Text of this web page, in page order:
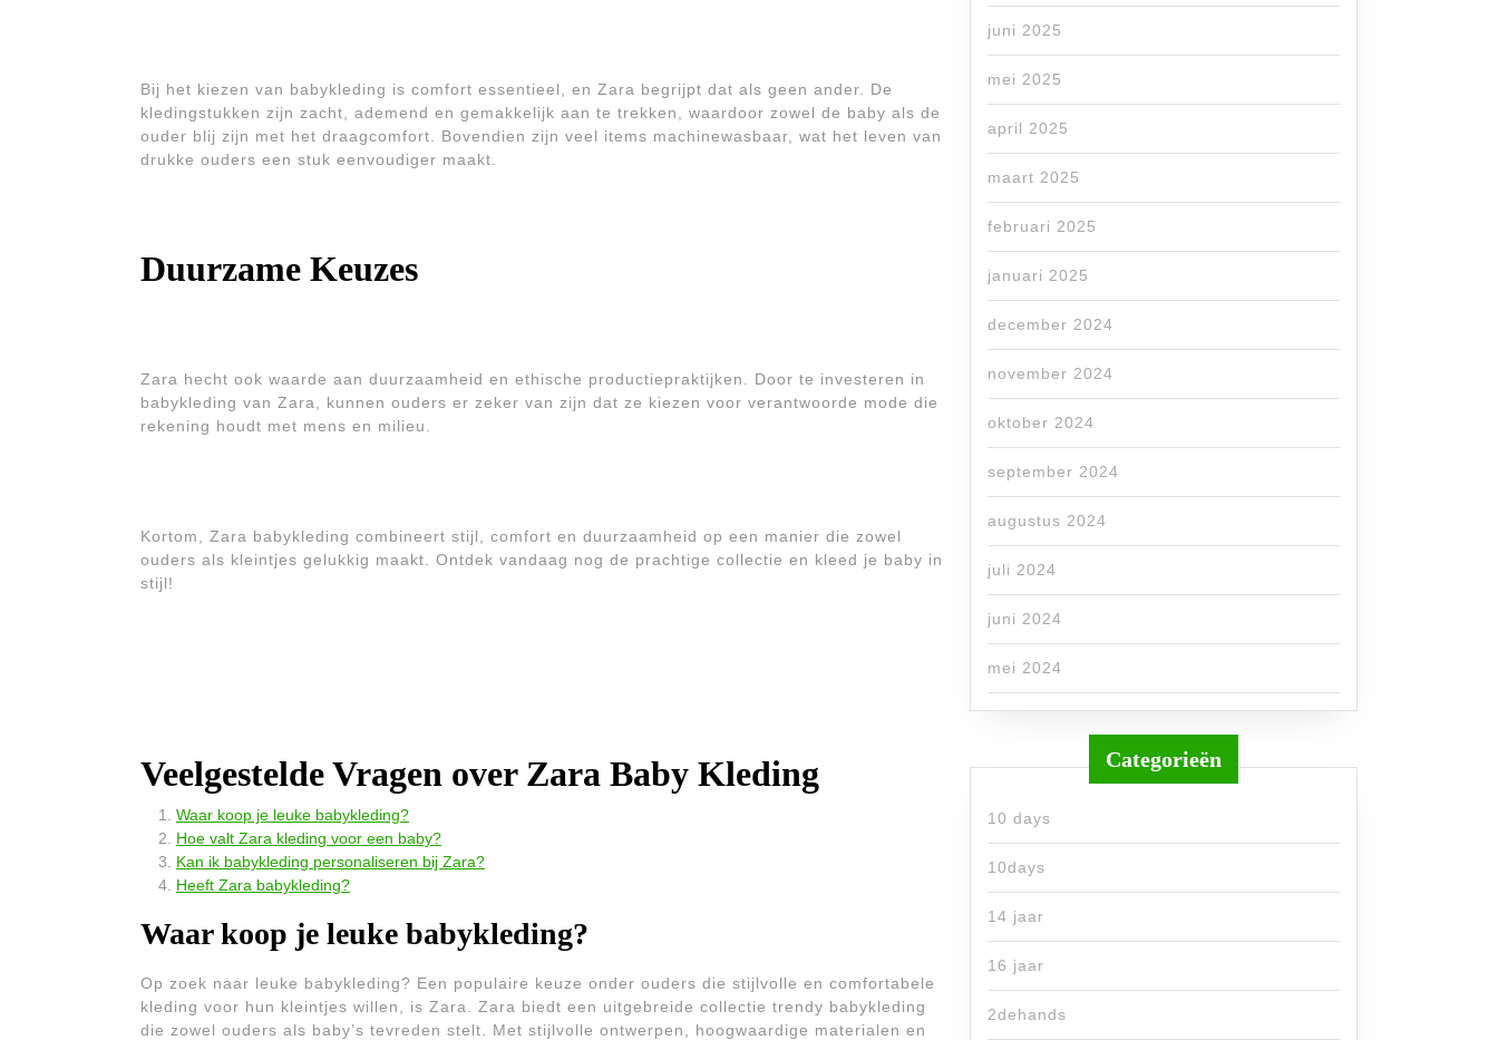
Bij het kiezen van babykleding is comfort essentieel, en Zara begrijpt dat als geen ander. De
kledingstukken zijn zacht, ademend en gemakkelijk aan te trekken, waardoor zowel de baby als de
ouder blij zijn met het draagcomfort. Bovendien zijn veel items machinewasbaar, wat het leven van
drukke ouders een stuk eenvoudiger maakt.
Duurzame Keuzes
Zara hecht ook waarde aan duurzaamheid en ethische productiepraktijken. Door te investeren in
babykleding van Zara, kunnen ouders er zeker van zijn dat ze kiezen voor verantwoorde mode die
rekening houdt met mens en milieu.
Kortom, Zara babykleding combineert stijl, comfort en duurzaamheid op een manier die zowel
ouders als kleintjes gelukkig maakt. Ontdek vandaag nog de prachtige collectie en kleed je baby in
stijl!
Veelgestelde Vragen over Zara Baby Kleding
Waar koop je leuke babykleding?
Hoe valt Zara kleding voor een baby?
Kan ik babykleding personaliseren bij Zara?
Heeft Zara babykleding?
Waar koop je leuke babykleding?
Op zoek naar leuke babykleding? Een populaire keuze onder ouders die stijlvolle en comfortabele
kleding voor hun kleintjes willen, is Zara. Zara biedt een uitgebreide collectie trendy babykleding
die zowel ouders als baby’s tevreden stelt. Met stijlvolle ontwerpen, hoogwaardige materialen en
juni 2025
mei 2025
april 2025
maart 2025
februari 2025
januari 2025
december 2024
november 2024
oktober 2024
september 2024
augustus 2024
juli 2024
juni 2024
mei 2024
Categorieën
10 days
10days
14 jaar
16 jaar
2dehands